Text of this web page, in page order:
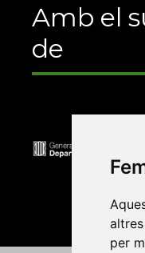
per
Amb el
de